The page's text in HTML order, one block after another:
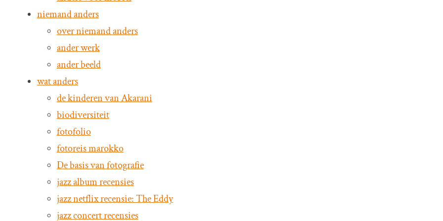
niemand anders
over niemand anders
ander werk
ander beeld
wat anders
de kinderen van Akarani
biodiversiteit
fotofolio
fotoreis marokko
De basis van fotografie
jazz album recensies
jazz netflix recensie: The Eddy
jazz concert recensies